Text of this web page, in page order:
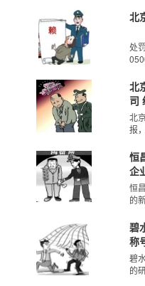
北
处
北
司
北
报
恒
企
恒
的
碧
称
碧
的